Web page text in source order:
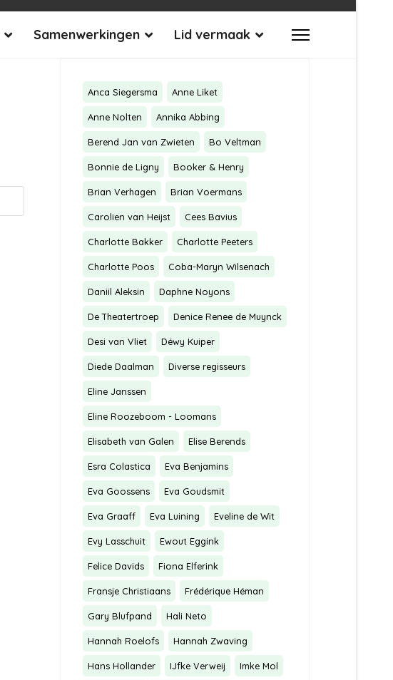
Samenwerkingen Lid vermaak
Anca Siegersma Anne Liket
Anne Nolten Annika Abbing
Berend Jan van Zwieten Bo Veltman
Bonnie de Ligny Booker & Henry
Brian Verhagen Brian Voermans
Carolien van Heijst Cees Bavius
Charlotte Bakker Charlotte Peeters
Charlotte Poos Coba-Maryn Wilsenach
Daniil Aleksin Daphne Noyons
De Theatertroep Denice Renee de Muynck
Desi van Vliet Déwy Kuiper
Diede Daalman Diverse regisseurs
Eline Janssen
Eline Roozeboom - Loomans
Elisabeth van Galen Elise Berends
Esra Colastica Eva Benjamins
Eva Goossens Eva Goudsmit
Eva Graaff Eva Luining Eveline de Wit
Evy Lasschuit Ewout Eggink
Felice Davids Fiona Elferink
Fransje Christiaans Frédérique Héman
Gary Blufpand Hali Neto
Hannah Roelofs Hannah Zwaving
Hans Hollander IJfke Verweij Imke Mol